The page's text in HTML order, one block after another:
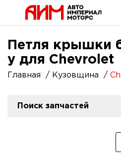
Петля крышки
у для Chevrolet
Главная Кузовщина
Поиск запчастей